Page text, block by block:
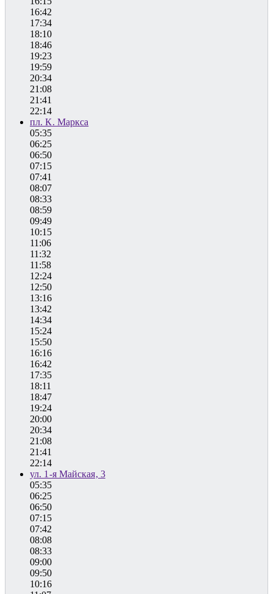
16:42
17:34
18:10
18:46
19:23
19:59
20:34
21:08
21:41
22:14
пл. К. Маркса
05:35
06:25
06:50
07:15
07:41
08:07
08:33
08:59
09:49
10:15
11:06
11:32
11:58
12:24
12:50
13:16
13:42
14:34
15:24
15:50
16:16
16:42
17:35
18:11
18:47
19:24
20:00
20:34
21:08
21:41
22:14
ул. 1-я Майская, 3
05:35
06:25
06:50
07:15
07:42
08:08
08:33
09:00
09:50
10:16